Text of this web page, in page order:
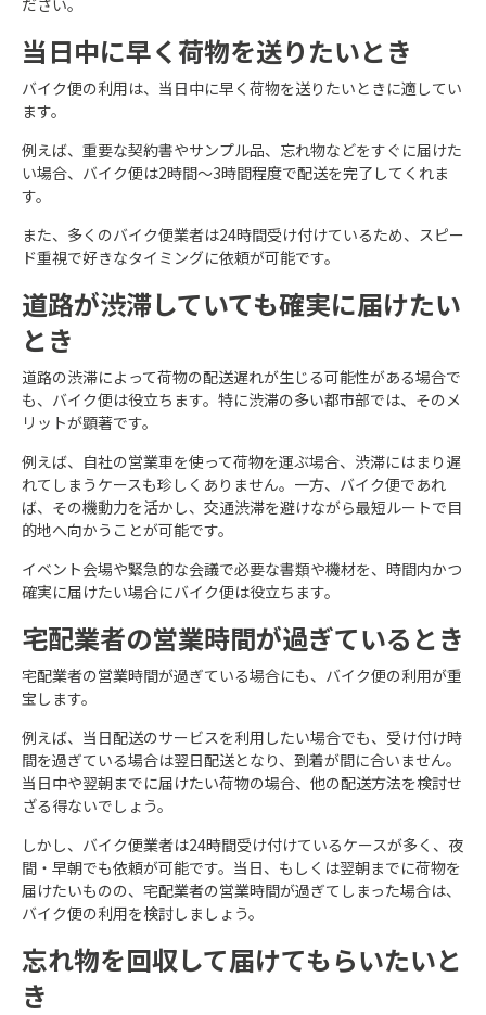
当日中に早く荷物を送りたいとき
バイク便の利用は、当日中に早く荷物を送りたいときに適してい
ます。
例えば、重要な契約書やサンプル品、忘れ物などをすぐに届けた
い場合、バイク便は2時間～3時間程度で配送を完了してくれま
す。
また、多くのバイク便業者は24時間受け付けているため、スピー
ド重視で好きなタイミングに依頼が可能です。
道路が渋滞していても確実に届けたい
とき
道路の渋滞によって荷物の配送遅れが生じる可能性がある場合で
も、バイク便は役立ちます。特に渋滞の多い都市部では、そのメ
リットが顕著です。
例えば、自社の営業車を使って荷物を運ぶ場合、渋滞にはまり遅
れてしまうケースも珍しくありません。一方、バイク便であれ
ば、その機動力を活かし、交通渋滞を避けながら最短ルートで目
的地へ向かうことが可能です。
イベント会場や緊急的な会議で必要な書類や機材を、時間内かつ
確実に届けたい場合にバイク便は役立ちます。
宅配業者の営業時間が過ぎているとき
宅配業者の営業時間が過ぎている場合にも、バイク便の利用が重
宝します。
例えば、当日配送のサービスを利用したい場合でも、受け付け時
間を過ぎている場合は翌日配送となり、到着が間に合いません。
当日中や翌朝までに届けたい荷物の場合、他の配送方法を検討せ
ざる得ないでしょう。
しかし、バイク便業者は24時間受け付けているケースが多く、夜
間・早朝でも依頼が可能です。当日、もしくは翌朝までに荷物を
届けたいものの、宅配業者の営業時間が過ぎてしまった場合は、
バイク便の利用を検討しましょう。
忘れ物を回収して届けてもらいたいと
き